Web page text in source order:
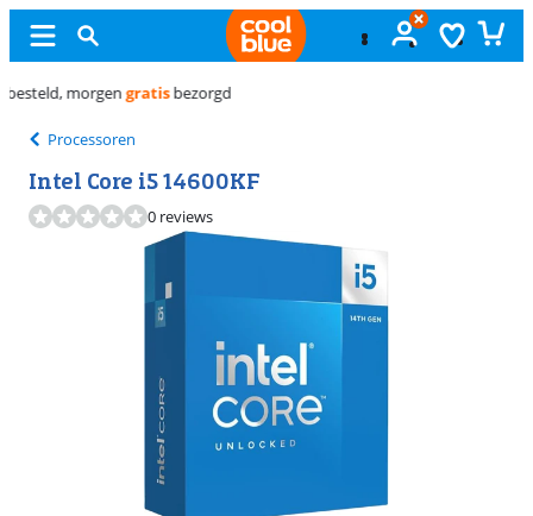
Processoren
Intel Core i5 14600KF
0 reviews